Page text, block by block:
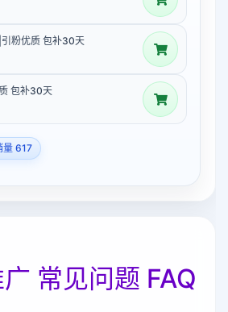
粉优质 包补30天
包补30天
量 617
常见问题 FAQ